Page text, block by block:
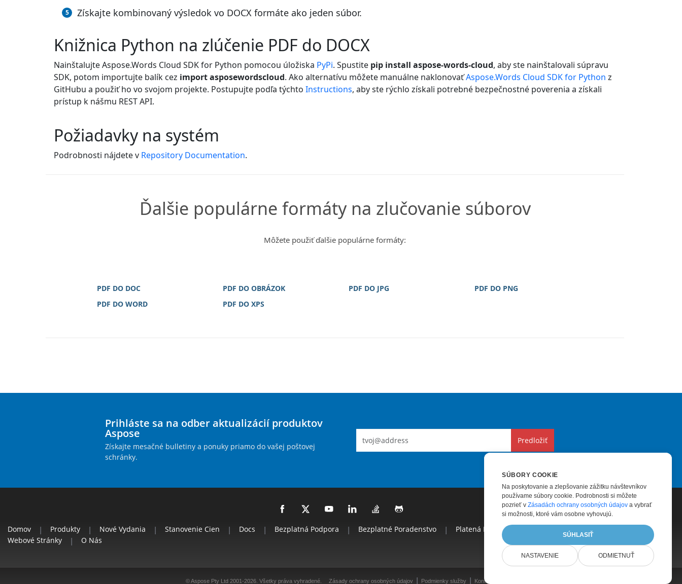
Získajte kombinovaný výsledok vo DOCX formáte ako jeden súbor.
Knižnica Python na zlúčenie PDF do DOCX
Nainštalujte Aspose.Words Cloud SDK for Python pomocou úložiska PyPi. Spustite pip install aspose-words-cloud, aby ste nainštalovali súpravu
SDK, potom importujte balík cez import asposewordscloud. Ako alternatívu môžete manuálne naklonovaťAspose.Words Cloud SDK for Python z
GitHubu a použiť ho vo svojom projekte. Postupujte podľa týchto Instructions, aby ste rýchlo získali potrebné bezpečnostné poverenia a získali
prístup k nášmu REST API.
Požiadavky na systém
Podrobnosti nájdete v Repository Documentation.
Ďalšie populárne formáty na zlučovanie súborov
Môžete použiť ďalšie populárne formáty:
PDF DO DOC PDF DO OBRÁZOK PDF DO JPG
PDF DO PNG
PDF DO WORD
PDF DO XPS
Prihláste sa na odber aktualizácií produktov
Aspose
Získajte mesačné bulletiny a ponuky priamo do vašej poštovej
schránky.
Predložiť
Domov | Produkty | Nové Vydania | Stanovenie Cien | Docs | Bezplatná Podpora | Bezplatné Poradenstvo | Platená Podpora Platené Poradenstvo
Webové Stránky | O Nás
© Aspose Pty Ltd 2001-2026. Všetky práva vyhradené. Zásady ochrany osobných údajov | Podmienky služby | Kontakty
SÚBORY COOKIE
Na poskytovanie a zlepšovanie zážitku návštevníkov
používame súbory cookie. Podrobnosti si môžete
pozrieť v Zásadách ochrany osobných údajov a vybrať
si možnosti, ktoré vám osobne vyhovujú.
SÚHLASIŤ
NASTAVENIE ODMIETNUŤ